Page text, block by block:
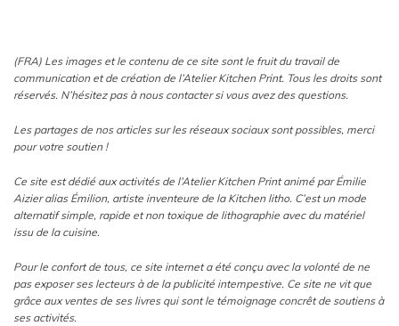
(FRA) Les images et le contenu de ce site sont le fruit du travail de
communication et de création de l’Atelier Kitchen Print. Tous les droits sont
réservés. N’hésitez pas à nous contacter si vous avez des questions.
Les partages de nos articles sur les réseaux sociaux sont possibles, merci
pour votre soutien !
Ce site est dédié aux activités de l’Atelier Kitchen Print animé par Émilie
Aizier alias Émilion, artiste inventeure de la Kitchen litho. C’est un mode
alternatif simple, rapide et non toxique de lithographie avec du matériel
issu de la cuisine.
Pour le confort de tous, ce site internet a été conçu avec la volonté de ne
pas exposer ses lecteurs à de la publicité intempestive. Ce site ne vit que
grâce aux ventes de ses livres qui sont le témoignage concrêt de soutiens à
ses activités.